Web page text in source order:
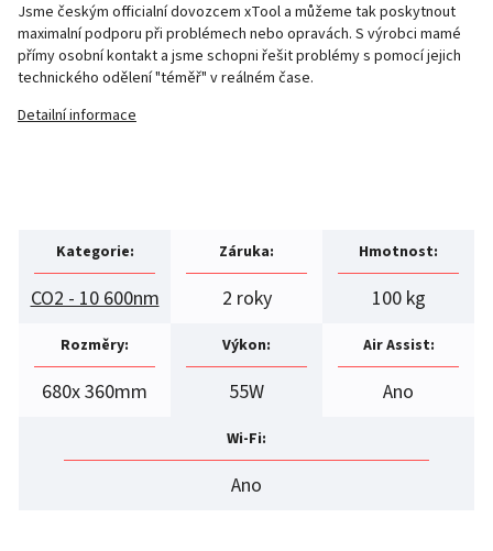
Jsme českým officialní dovozcem xTool a můžeme tak poskytnout
maximalní podporu při problémech nebo opravách. S výrobci mamé
přímy osobní kontakt a jsme schopni řešit problémy s pomocí jejich
technického odělení "téměř" v reálném čase.
Detailní informace
Kategorie:
CO2 - 10 600nm
Záruka:
2 roky
Hmotnost:
100 kg
Rozměry:
680x 360mm
Výkon:
55W
Air Assist:
Ano
Wi-Fi:
Ano